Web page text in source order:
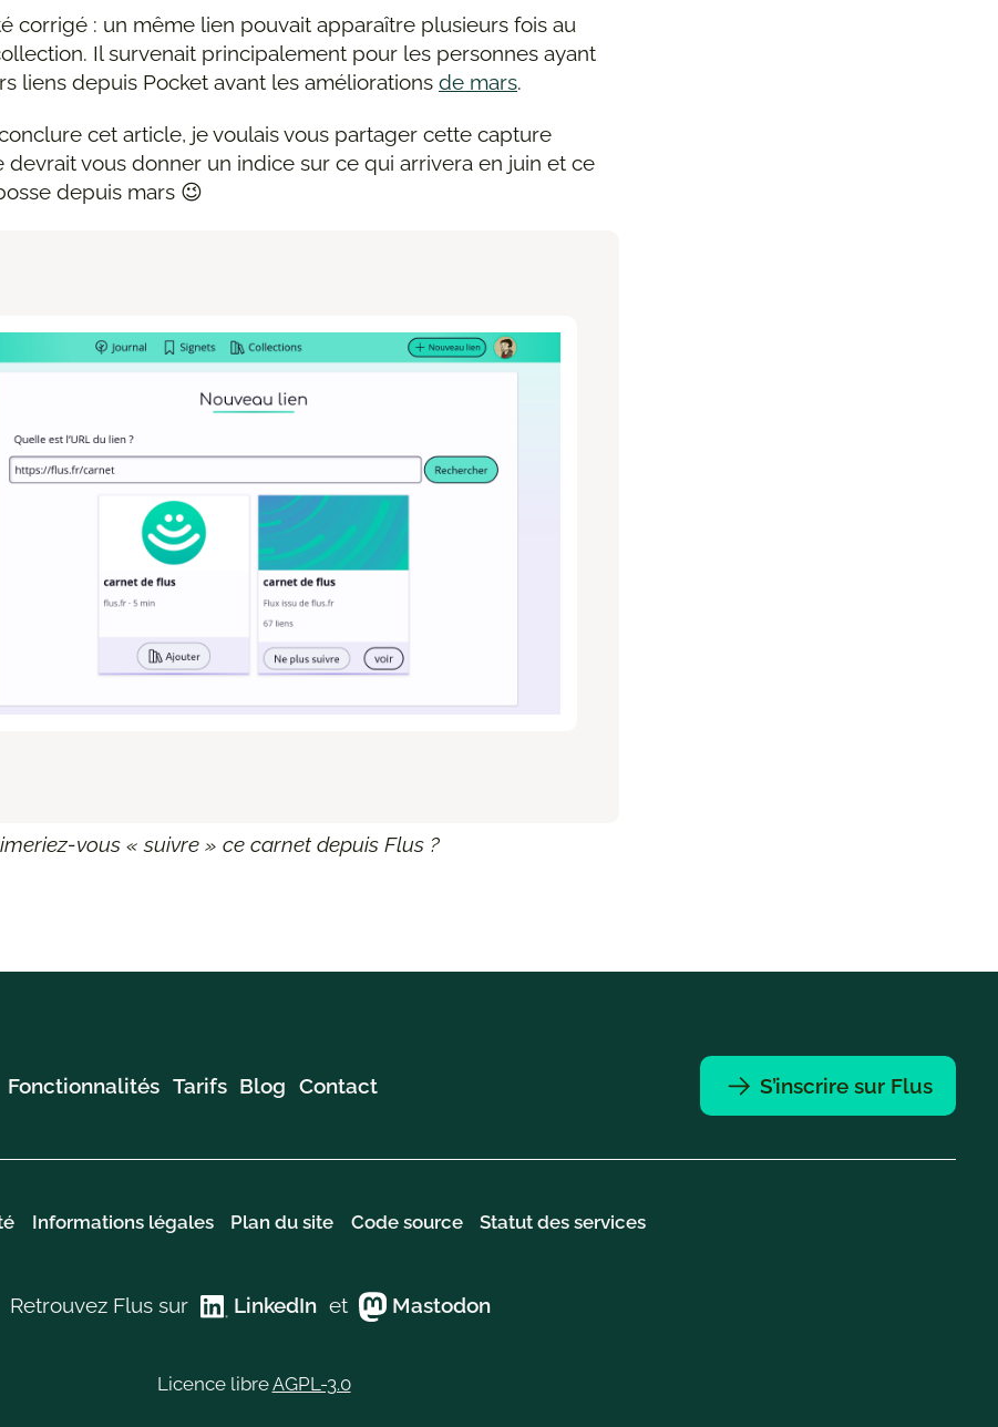
corrigé : un même lien pouvait apparaître plusieurs fois au
Il survenait principalement pour les personnes ayant
liens depuis Pocket avant les améliorations de mars.
cet article, je voulais vous partager cette capture
devrait vous donner un indice sur ce qui arrivera en juin et ce
depuis mars 😉
vous « suivre » ce carnet depuis Flus ?
Fonctionnalités Tarifs Blog Contact S’inscrire sur Flus
Informations légales Plan du site Code source Statut des services
Retrouvez Flus sur LinkedIn et Mastodon
Licence libreAGPL-3.0